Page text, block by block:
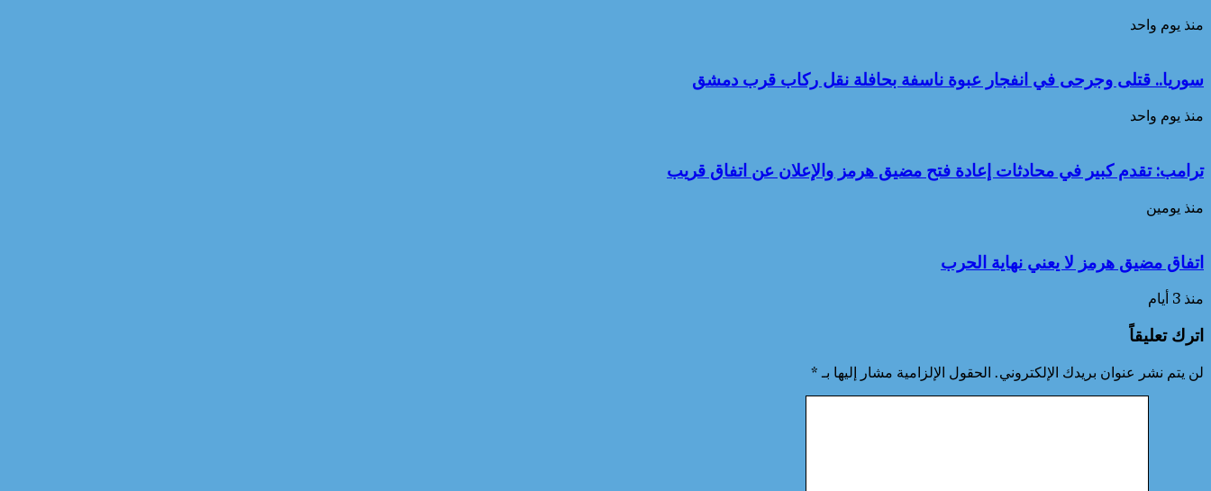
منذ يوم واحد
سوريا.. قتلى وجرحى في انفجار عبوة ناسفة بحافلة نقل ركاب قرب دمشق
منذ يوم واحد
ترامب: تقدم كبير في محادثات إعادة فتح مضيق هرمز والإعلان عن اتفاق قريب
منذ يومين
اتفاق مضيق هرمز لا يعني نهاية الحرب
منذ 3 أيام
اترك تعليقاً
لن يتم نشر عنوان بريدك الإلكتروني. الحقول الإلزامية مشار إليها بـ *